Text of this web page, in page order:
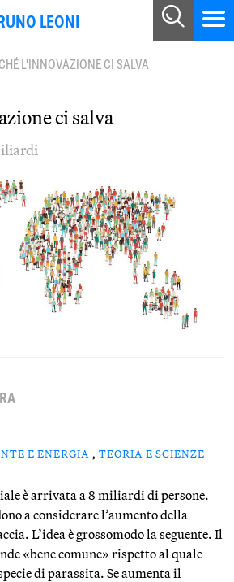
LEONI
L'INNOVAZIONE CI SALVA
ci salva
E ENERGIA , TEORIA E SCIENZE
è arrivata a 8 miliardi di persone.
a considerare l’aumento della
L’idea è grossomodo la seguente. Il
«bene comune» rispetto al quale
di parassita. Se aumenta il